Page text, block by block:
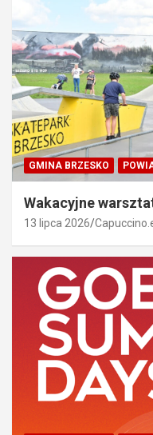
GMINA BRZESKO
Wakacyjne
13 lipca 2026